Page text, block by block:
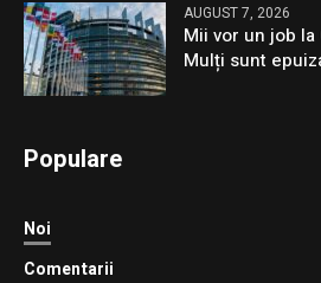
AUGUST 7, 2026
Mii vor un job la
Mulți sunt
Populare
Noi
Comentarii